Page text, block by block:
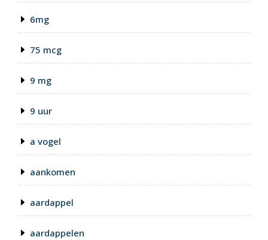
6mg
75 mcg
9 mg
9 uur
a vogel
aankomen
aardappel
aardappelen